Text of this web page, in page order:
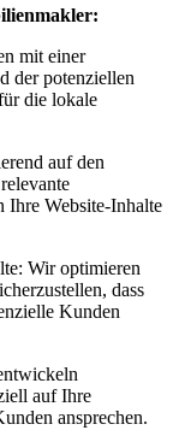
mit einer
der potenziellen
die lokale
auf den
Ihre Website-Inhalte
Wir optimieren
dass
Kunden
auf Ihre
ansprechen.